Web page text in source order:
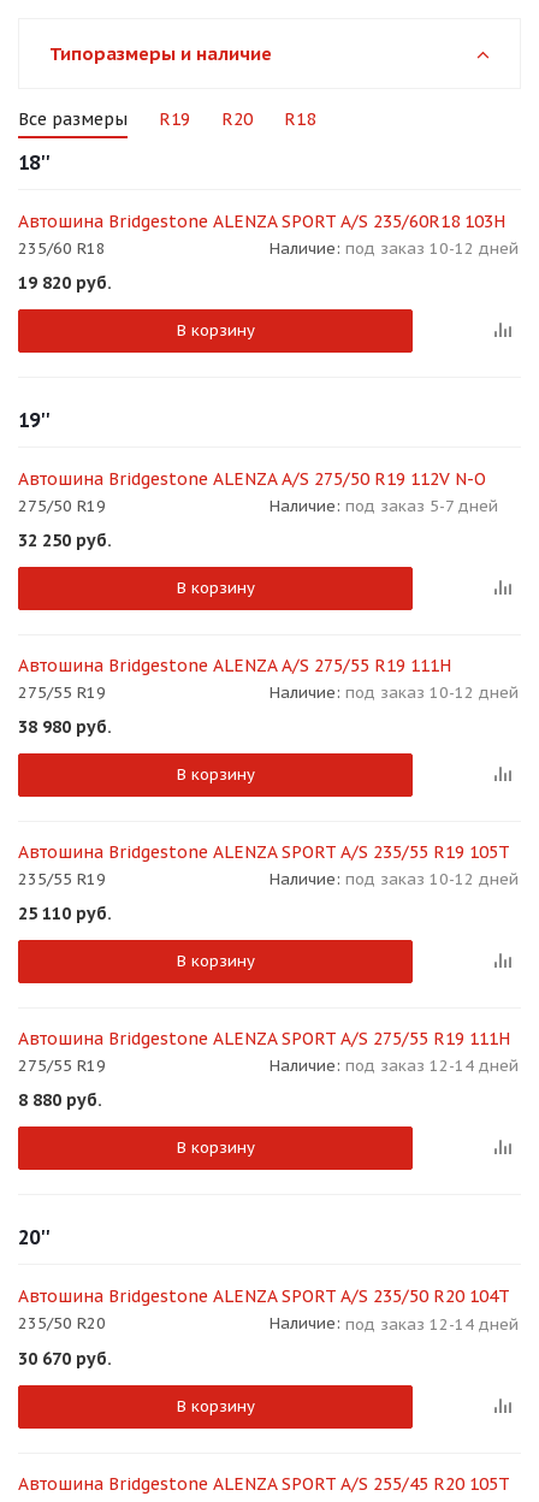
Типоразмеры и наличие
Все размеры R19 R20 R18
18''
Автошина Bridgestone ALENZA SPORT A/S 235/60R18 103H
235/60 R18 Наличие: под заказ 10-12 дней
19 820 руб.
В корзину
19''
Автошина Bridgestone ALENZA A/S 275/50 R19 112V N-O
275/50 R19 Наличие: под заказ 5-7 дней
32 250 руб.
В корзину
Автошина Bridgestone ALENZA A/S 275/55 R19 111H
275/55 R19 Наличие: под заказ 10-12 дней
38 980 руб.
В корзину
Автошина Bridgestone ALENZA SPORT A/S 235/55 R19 105T
235/55 R19 Наличие: под заказ 10-12 дней
25 110 руб.
В корзину
Автошина Bridgestone ALENZA SPORT A/S 275/55 R19 111H
275/55 R19 Наличие: под заказ 12-14 дней
8 880 руб.
В корзину
20''
Автошина Bridgestone ALENZA SPORT A/S 235/50 R20 104T
235/50 R20 Наличие: под заказ 12-14 дней
30 670 руб.
В корзину
Автошина Bridgestone ALENZA SPORT A/S 255/45 R20 105T
раз в 2
недели
plait.ru